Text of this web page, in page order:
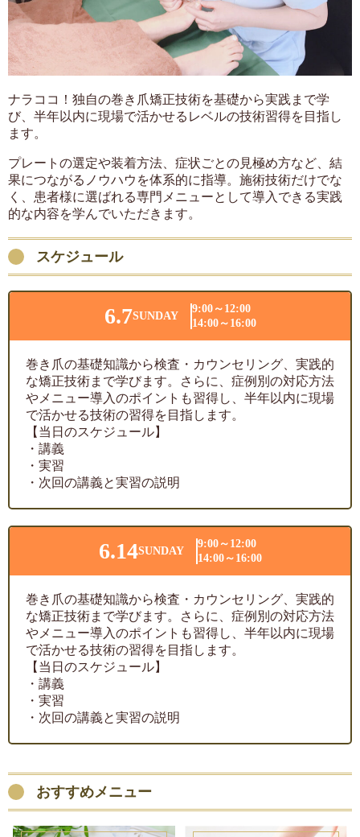
ナラココ！独自の巻き爪矯正技術を基礎から実践まで学
び、半年以内に現場で活かせるレベルの技術習得を目指し
ます。
プレートの選定や装着方法、症状ごとの見極め方など、結
果につながるノウハウを体系的に指導。施術技術だけでな
く、患者様に選ばれる専門メニューとして導入できる実践
的な内容を学んでいただきます。
スケジュール
6.7SUNDAY
9:00～12:00
14:00～16:00
巻き爪の基礎知識から検査・カウンセリング、実践的
な矯正技術まで学びます。さらに、症例別の対応方法
やメニュー導入のポイントも習得し、半年以内に現場
で活かせる技術の習得を目指します。
【当日のスケジュール】
・講義
・実習
・次回の講義と実習の説明
6.14SUNDAY
9:00～12:00
14:00～16:00
巻き爪の基礎知識から検査・カウンセリング、実践的
な矯正技術まで学びます。さらに、症例別の対応方法
やメニュー導入のポイントも習得し、半年以内に現場
で活かせる技術の習得を目指します。
【当日のスケジュール】
・講義
・実習
・次回の講義と実習の説明
おすすめメニュー